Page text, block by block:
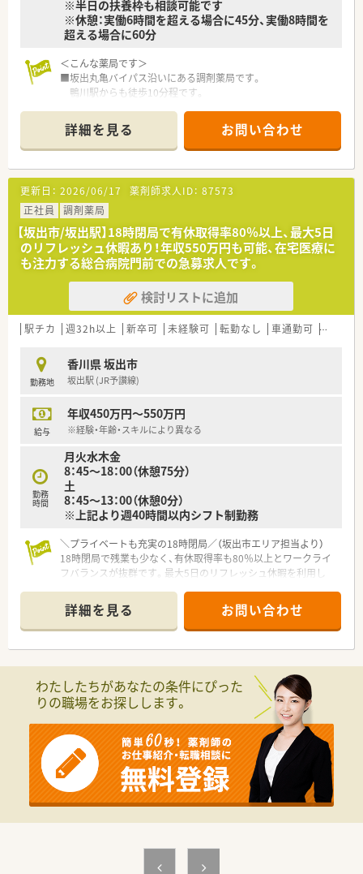
※半日の扶養枠も相談可能です
※休憩：実働6時間を超える場合に45分、実働8時間を
超える場合に60分
＜こんな薬局です＞
■坂出丸亀バイパス沿いにある調剤薬局です。
鴨川駅からも徒歩10分程です。
る店舗です。
■2022年の9月頃に移転したばかりなので、とても綺麗な店舗で
す。
■作業がしやすい様に、調剤室は整理整頓されている綺麗な薬局
です。
■勤務時間や曜日については、まずはご相談ください。
扶養内～相談が可能です。
■健康サポート薬局取得している店舗です。
＜設備も充実＞
■電子薬歴も導入済みです。
Vマス分包機を利用しています。
＜業務内容＞
■近隣にある脳神経外科からの外来対応をメインに対応して頂
■患者様がお薬を飲みやすくするために、一包化も行っていま
す。
■香川県内全域に店舗展開中企業です。
■薬局運営以外にも社会福祉や卸などもグループとして事業展
■奨学金返済のための手当支給制度あります。（5年間）
■スポーツファーマシスト等各種資格取得にも積極的な法人で
す。
＜こんな方にもオススメ＞
■経験が浅くても現場で教えて頂ける環境にて、前向きに知識習
得に励みたい方
等々…
少しでも気になった方はお問い合わせくださいませ。
詳細を見る お問い合わせ
更新日： 2026/06/17 薬剤師求人ID： 87573
正社員
調剤薬局
【坂出市/坂出駅】18時閉局で有休取得率80％以上、最大5日
のリフレッシュ休暇あり！年収550万円も可能、在宅医療に
も注力する総合病院門前での急募求人です。
検討リストに追加
駅チカ 週32h以上 新卒可 未経験可 転勤なし 車通勤可 積雪な
勤務地
香川県 坂出市
坂出駅 (JR予讃線)
給与
年収450万円～550万円
※経験・年齢・スキルにより異なる
勤務
時間
月火水木金
8：45～18：00（休憩75分）
土
8：45～13：00（休憩0分）
※上記より週40時間以内シフト制勤務
＼プライベートも充実の18時閉局／（坂出市エリア担当より）
18時閉局で残業も少なく、有休取得率も80％以上とワークライ
フバランスが抜群です。最大5日のリフレッシュ休暇を利用し
【店舗情報と応需状況について】
■坂出駅から徒歩13分の立地にあり、400床以上の総合病院の門
前という恵まれた環境で働くことができます。
枚応需しており、多岐にわたる経験が積めます。
■最新の電子薬歴や分包機に加えて監査システムも完備されて
おり、安全で正確な調剤業務を実現する環境です。
【法人特徴について】
■医療や福祉などの幅広い事業を展開しており、施設在宅の件数
や栄養ケアサポートの分野ではトップクラスです。
■調剤薬局事業以外にも多様な事業を行っているため業績が安
定しており、将来にわたって安心して働ける法人です。
■人事考課制度が整っており、現場からの声を反映してリフレッ
シュ休暇を導入するなど風通しの良い企業風土です。
【想定される業務内容】
■400床以上の地域最大手の総合病院から応需する、多岐にわた
詳細を見る お問い合わせ
わたしたちがあなたの条件にぴった
りの職場をお探しします。